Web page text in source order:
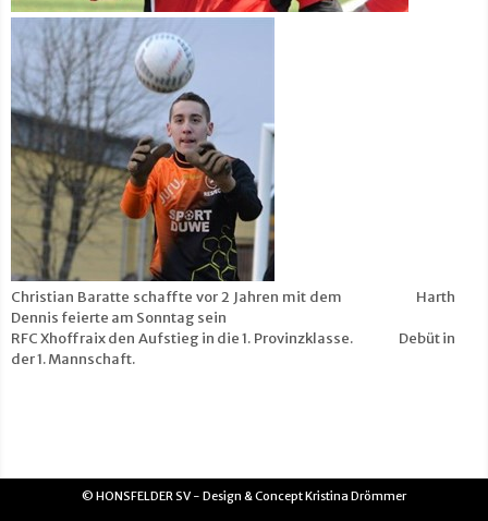
Christian Baratte schaffte vor 2 Jahren mit dem Harth
Dennis feierte am Sonntag sein
RFC Xhoffraix den Aufstieg in die 1. Provinzklasse. Debüt in
der 1. Mannschaft.
© HONSFELDER SV - Design & Concept Kristina Drömmer